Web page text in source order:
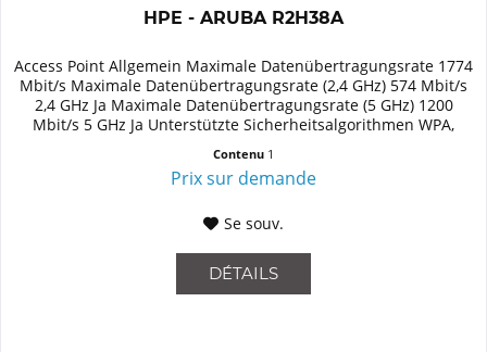
HPE - ARUBA R2H38A
Access Point Allgemein Maximale Datenübertragungsrate 1774
Mbit/s Maximale Datenübertragungsrate (2,4 GHz) 574 Mbit/s
2,4 GHz Ja Maximale Datenübertragungsrate (5 GHz) 1200
Mbit/s 5 GHz Ja Unterstützte Sicherheitsalgorithmen WPA,
Contenu 1
Prix sur demande
Se souv.
DÉTAILS